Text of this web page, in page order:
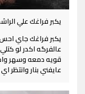
يكبر فراغك علي
يكبر فراغك جاي احس
عالفرگه اكدر لو
قويه دمعه وسهر
عايفني بنار وانتظر